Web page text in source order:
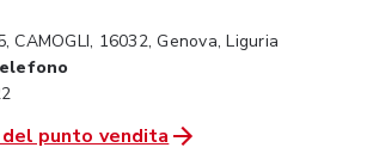
CAMOGLI, 16032, Genova, Liguria
punto vendita